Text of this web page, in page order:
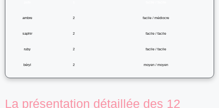
ambre 2 facile / médiocre
saphir 2 facile / facile
ruby 2 facile / facile
béryl 2 moyen / moyen
La présentation détaillée des 12